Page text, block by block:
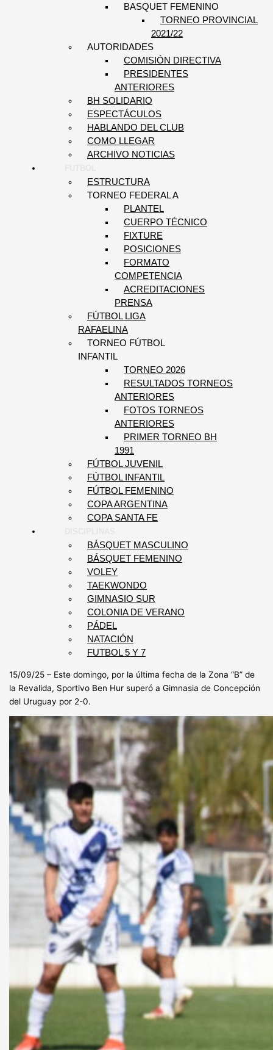
BASQUET FEMENINO
TORNEO PROVINCIAL
2021/22
AUTORIDADES
COMISIÓN DIRECTIVA
PRESIDENTES
ANTERIORES
BH SOLIDARIO
ESPECTÁCULOS
HABLANDO DEL CLUB
COMO LLEGAR
ARCHIVO NOTICIAS
ESTRUCTURA
TORNEO FEDERAL A
PLANTEL
CUERPO TÉCNICO
FIXTURE
POSICIONES
FORMATO
COMPETENCIA
ACREDITACIONES
PRENSA
FÚTBOL LIGA
RAFAELINA
TORNEO FÚTBOL
INFANTIL
TORNEO 2026
RESULTADOS TORNEOS
ANTERIORES
FOTOS TORNEOS
ANTERIORES
PRIMER TORNEO BH
1991
FÚTBOL JUVENIL
FÚTBOL INFANTIL
FÚTBOL FEMENINO
COPA ARGENTINA
COPA SANTA FE
BÁSQUET MASCULINO
BÁSQUET FEMENINO
VOLEY
TAEKWONDO
GIMNASIO SUR
COLONIA DE VERANO
PÁDEL
NATACIÓN
FUTBOL 5 Y 7
15/09/25 – Este domingo, por la última fecha de la Zona “B” de
la Revalida, Sportivo Ben Hur superó a Gimnasia de Concepción
del Uruguay por 2-0.